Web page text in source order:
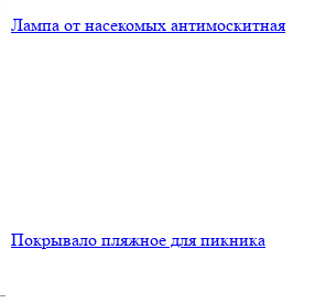
Лампа от насекомых антимоскитная
Покрывало пляжное для пикника